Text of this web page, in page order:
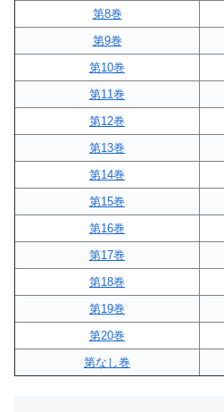
第8巻
第9巻
第10巻
第11巻
第12巻
第13巻
第14巻
第15巻
第16巻
第17巻
第18巻
第19巻
第20巻
第なし巻